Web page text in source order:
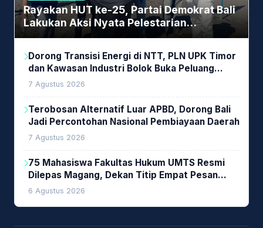
Rayakan HUT ke-25, Partai Demokrat Bali
Lakukan Aksi Nyata Pelestarian
Lingkungan
Dorong Transisi Energi di NTT, PLN UPK Timor
dan Kawasan Industri Bolok Buka Peluang
Investasi Woodchip untuk Cofiring PLTU Bolok
7 Agustus 2026
Terobosan Alternatif Luar APBD, Dorong Bali
Jadi Percontohan Nasional Pembiayaan Daerah
7 Agustus 2026
75 Mahasiswa Fakultas Hukum UMTS Resmi
Dilepas Magang, Dekan Titip Empat Pesan
Penting
6 Agustus 2026